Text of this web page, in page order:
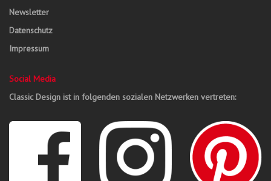
Newsletter
Datenschutz
Impressum
Social Media
Classic Design ist in folgenden sozialen Netzwerken vertreten: